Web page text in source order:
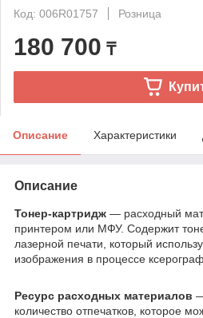
Код: 006R01757
Розница
180 700 ₸
Описание Характеристики
Описание
Тонер-картридж — расходный
принтером или МФУ. Содержит
лазерной печати, который
изображения в процессе
Ресурс расходных материалов
количество отпечатков, которое